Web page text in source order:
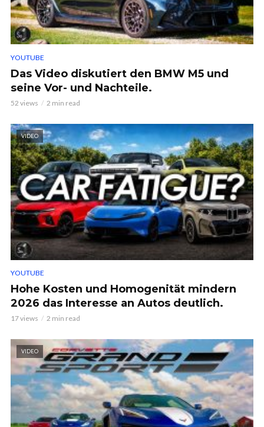
YOUTUBE
Das Video diskutiert den BMW M5 und
seine Vor- und Nachteile.
52 views 2 min read
VIDEO
YOUTUBE
Hohe Kosten und Homogenität mindern
2026 das Interesse an Autos deutlich.
17 views 2 min read
VIDEO